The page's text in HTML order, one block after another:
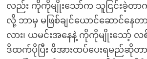
လည်း ကိုကိုမျိုးသော်က သူငြင်းခဲ့တာ
လို့ ဘာမှ မဖြစ်ချင်ယောင်ဆောင်နေတာ
လား၊ ယမင်းအနေနဲ့ ကိုကိုမျိုးသော့်
ဒိထက်ပိုပြီး ဖိအားထပ်ပေးရမည်ဆိုတ